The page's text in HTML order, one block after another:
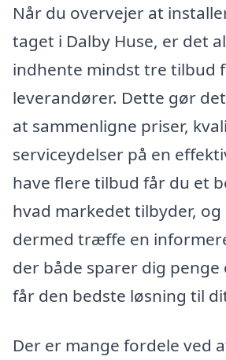
Når du overvejer at
taget i Dalby Huse, er det
indhente mindst tre tilbud
leverandører. Dette gør
at sammenligne priser,
serviceydelser på en
have flere tilbud får du et
hvad markedet tilbyder, og
dermed træffe en
der både sparer dig penge
får den bedste løsning til
Der er mange fordele ved